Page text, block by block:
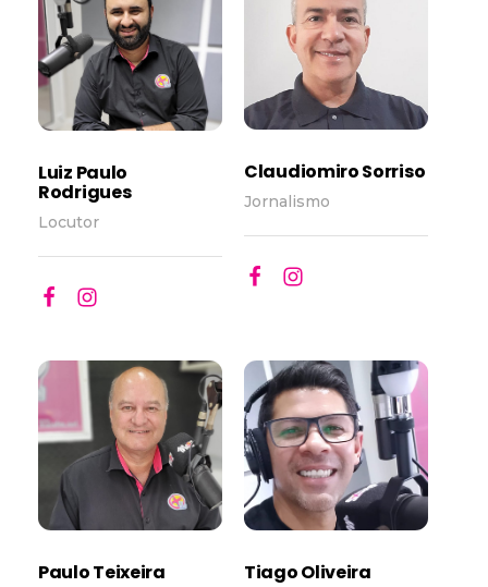
Luiz Paulo
Rodrigues
Locutor
Claudiomiro Sorriso
Jornalismo
Paulo Teixeira Tiago Oliveira